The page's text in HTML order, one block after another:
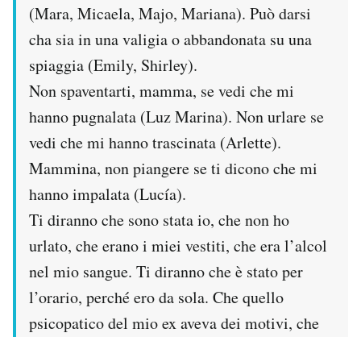
(Mara, Micaela, Majo, Mariana). Può darsi
cha sia in una valigia o abbandonata su una
spiaggia (Emily, Shirley).
Non spaventarti, mamma, se vedi che mi
hanno pugnalata (Luz Marina). Non urlare se
vedi che mi hanno trascinata (Arlette).
Mammina, non piangere se ti dicono che mi
hanno impalata (Lucía).
Ti diranno che sono stata io, che non ho
urlato, che erano i miei vestiti, che era l’alcol
nel mio sangue. Ti diranno che è stato per
l’orario, perché ero da sola. Che quello
psicopatico del mio ex aveva dei motivi, che